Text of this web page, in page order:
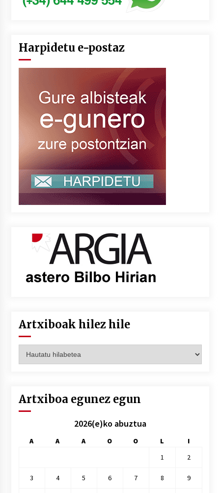
Harpidetu e-postaz
Artxiboak hilez hile
hilez
Artxiboa egunez egun
2026(e)ko abuztua
A A A O O L
I
1
2
3 4 5 6 7 8 9